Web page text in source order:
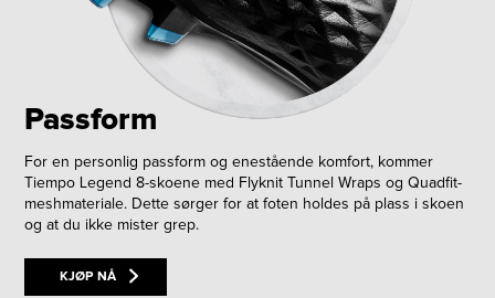
Passform
For en personlig passform og enestående komfort, kommer
Tiempo Legend 8-skoene med Flyknit Tunnel Wraps og Quadfit-
meshmateriale. Dette sørger for at foten holdes på plass i skoen
og at du ikke mister grep.
KJØP NÅ